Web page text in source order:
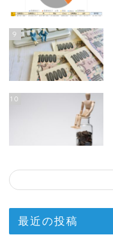
9
10
最近の投稿